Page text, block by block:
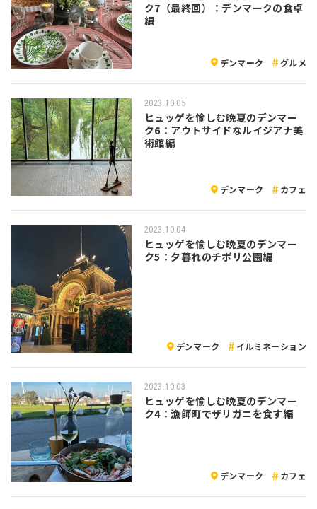
ク7（最終回）：デンマークの食卓
編
デンマーク グルメ
2023.10.05
ヒュッゲを愉しむ晩夏のデンマー
ク6：アウトサイドなルイジアナ美
術館編
デンマーク カフェ
2023.10.04
ヒュッゲを愉しむ晩夏のデンマー
ク5：夕暮れのチボリ公園編
デンマーク イルミネーション
2023.10.03
ヒュッゲを愉しむ晩夏のデンマー
ク4：漁師町でザリガニを食す編
デンマーク カフェ